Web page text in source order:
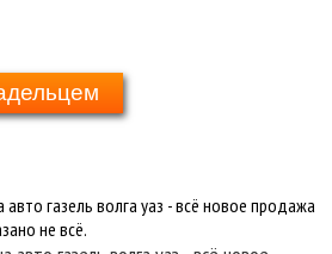
авто газель волга уаз - всё новое продажа
не всё.